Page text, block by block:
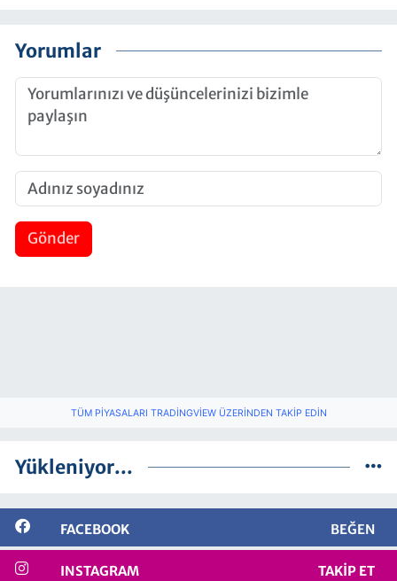
Yorumlar
Gönder
TÜM PIYASALARI TRADINGVIEW ÜZERINDEN TAKIP EDIN
Yükleniyor...
FACEBOOK BEĞEN
INSTAGRAM TAKIP ET